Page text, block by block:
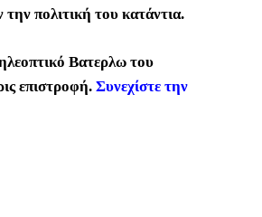
πολιτική του κατάντια.
Βατερλω του
επιστροφή. Συνεχίστε την